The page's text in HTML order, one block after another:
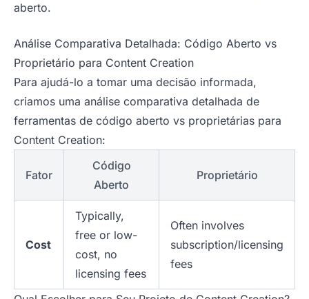
aberto.
Análise Comparativa Detalhada: Código Aberto vs
Proprietário para Content Creation
Para ajudá-lo a tomar uma decisão informada,
criamos uma análise comparativa detalhada de
ferramentas de código aberto vs proprietárias para
Content Creation:
Fator
Código
Aberto
Proprietário
Cost
Typically,
free or low-
cost, no
licensing fees
Often involves
subscription/licensing
fees